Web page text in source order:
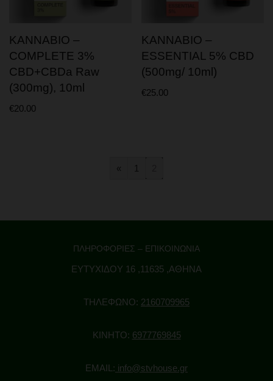
KANNABIO –
COMPLETE 3%
CBD+CBDa Raw
(300mg), 10ml
€20.00
KANNABIO –
ESSENTIAL 5% CBD
(500mg/ 10ml)
€25.00
« 1
ΠΛΗΡΟΦΟΡΙΕΣ – ΕΠΙΚΟΙΝΩΝΙΑ
ΕΥΤΥΧΙΔΟΥ 16 ,11635 ,ΑΘΗΝΑ
ΤΗΛΕΦΩΝΟ: 2160709965
ΚΙΝΗΤΟ: 6977769845
EMAIL: info@stvhouse.gr